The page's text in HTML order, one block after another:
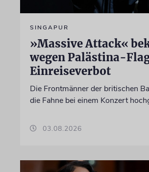
SINGAPUR
»Massive Attack«
wegen Palästina-
Einreiseverbot
Die Frontmänner der britischen
die Fahne bei einem Konzert
03.08.2026